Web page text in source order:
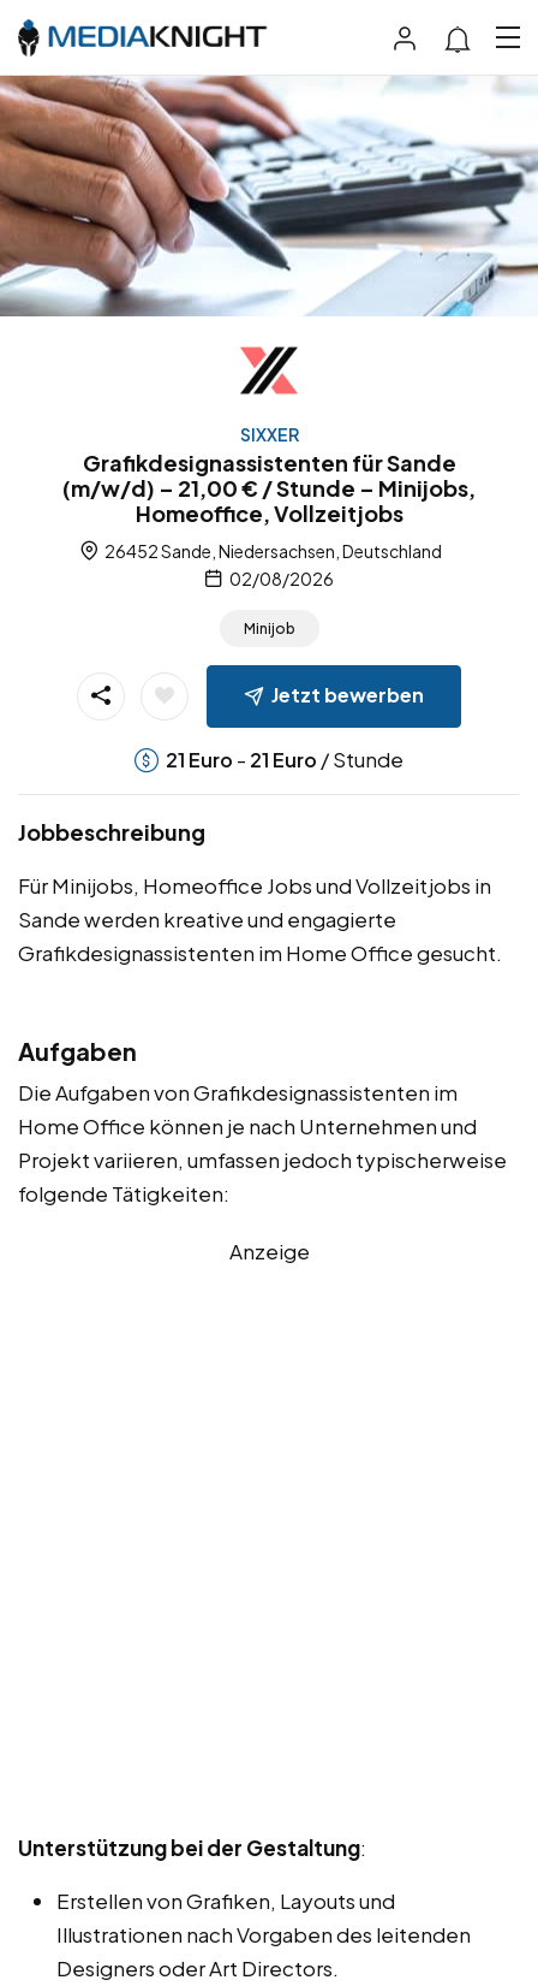
SIXXER
Grafikdesignassistenten für Sande
(m/w/d) – 21,00 € / Stunde – Minijobs,
Homeoffice, Vollzeitjobs
26452 Sande, Niedersachsen, Deutschland
02/08/2026
Minijob
Jetzt bewerben
21 Euro - 21 Euro / Stunde
Jobbeschreibung
Für Minijobs, Homeoffice Jobs und Vollzeitjobs in
Sande werden kreative und engagierte
Grafikdesignassistenten im Home Office gesucht.
Aufgaben
Die Aufgaben von Grafikdesignassistenten im
Home Office können je nach Unternehmen und
Projekt variieren, umfassen jedoch typischerweise
folgende Tätigkeiten:
Anzeige
Unterstützung bei der Gestaltung:
Erstellen von Grafiken, Layouts und
Illustrationen nach Vorgaben des leitenden
Designers oder Art Directors.